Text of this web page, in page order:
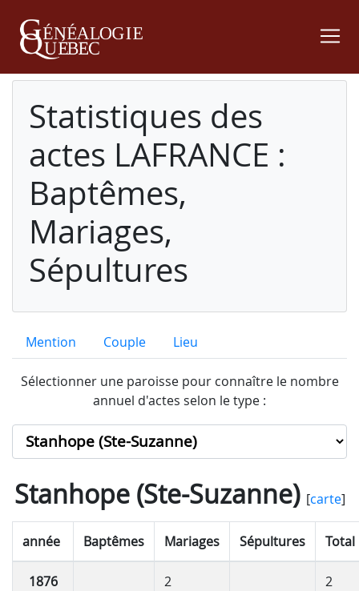
Statistiques des
actes LAFRANCE :
Baptêmes,
Mariages,
Sépultures
Mention Couple Lieu
Sélectionner une paroisse pour connaître le nombre
annuel d'actes selon le type :
Stanhope (Ste-Suzanne)[carte]
année Baptêmes Mariages Sépultures Total
1876 2 2